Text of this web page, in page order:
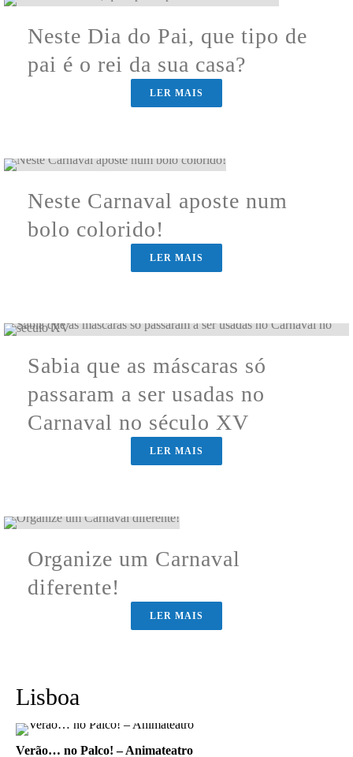
Neste Dia do Pai, que tipo de
pai é o rei da sua casa?
LER MAIS
Neste Carnaval aposte num
bolo colorido!
LER MAIS
Sabia que as máscaras só
passaram a ser usadas no
Carnaval no século XV
LER MAIS
Organize um Carnaval
diferente!
LER MAIS
Lisboa
Verão… no Palco! – Animateatro